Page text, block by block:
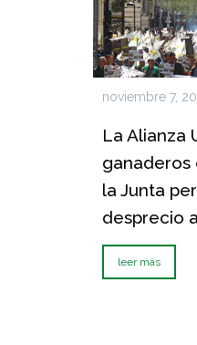
noviembre 7,
La Alianza
ganaderos
la Junta
desprecio
leer más